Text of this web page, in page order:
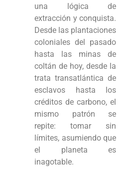
una lógica de
extracción y conquista.
Desde las plantaciones
coloniales del pasado
hasta las minas de
coltán de hoy, desde la
trata transatlántica de
esclavos hasta los
créditos de carbono, el
mismo patrón se
repite: tomar sin
límites, asumiendo que
el planeta es
inagotable.